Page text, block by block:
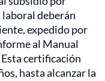
deberán
expedido por
al Manual
certificación
hasta alcanzar la